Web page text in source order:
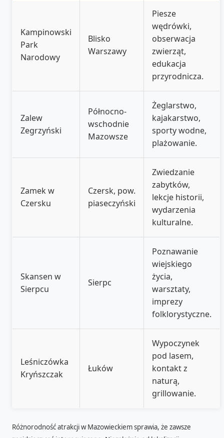
Kampinowski
Park
Narodowy
Blisko
Warszawy
Piesze
wędrówki,
obserwacja
zwierząt,
edukacja
przyrodnicza.
Zalew
Zegrzyński
Północno-
wschodnie
Mazowsze
Żeglarstwo,
kajakarstwo,
sporty wodne,
plażowanie.
Zamek w
Czersku
Czersk, pow.
piaseczyński
Zwiedzanie
zabytków,
lekcje historii,
wydarzenia
kulturalne.
Skansen w
Sierpcu
Sierpc
Poznawanie
wiejskiego
życia,
warsztaty,
imprezy
folklorystyczne.
Leśniczówka
Kryńszczak
Łuków
Wypoczynek
pod lasem,
kontakt z
naturą,
grillowanie.
Różnorodność atrakcji w Mazowieckiem sprawia, że zawsze